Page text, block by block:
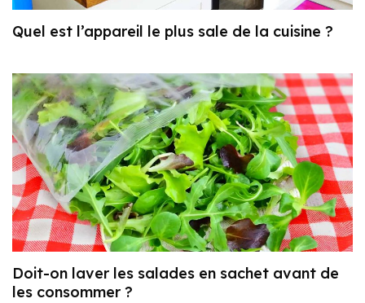
Quel est l’appareil le plus sale de la cuisine ?
Doit-on laver les salades en sachet avant de
les consommer ?